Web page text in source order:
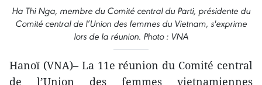
Ha Thi Nga, membre du Comité central du Parti, présidente du
Comité central de l’Union des femmes du Vietnam, s'exprime
lors de la réunion. Photo : VNA
Hanoï (VNA)– La 11e réunion du Comité central
de l’Union des femmes vietnamiennes